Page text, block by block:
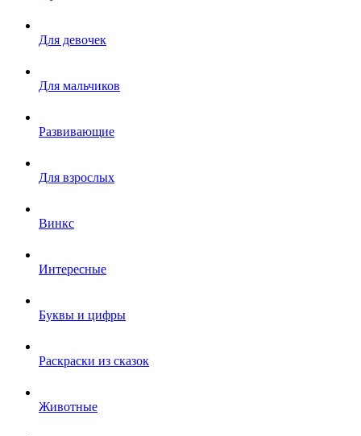
Для девочек
Для мальчиков
Развивающие
Для взрослых
Винкс
Интересные
Буквы и цифры
Раскраски из сказок
Животные